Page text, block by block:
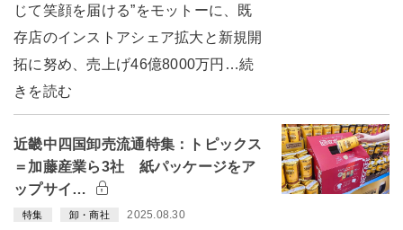
じて笑顔を届ける”をモットーに、既
存店のインストアシェア拡大と新規開
拓に努め、売上げ46億8000万円…続
きを読む
近畿中四国卸売流通特集：トピックス
＝加藤産業ら3社 紙パッケージをア
ップサイ…
特集 卸・商社 2025.08.30